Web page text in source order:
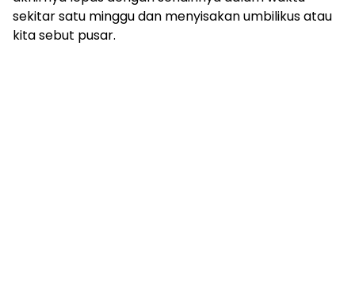
sekitar satu minggu dan menyisakan umbilikus atau
kita sebut pusar.